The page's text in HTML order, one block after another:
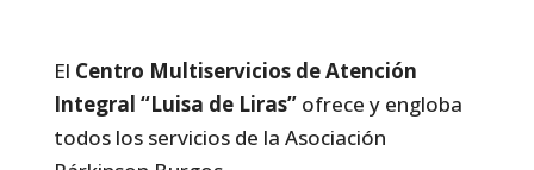
El Centro Multiservicios de Atención
Integral “Luisa de Liras”ofrece y engloba
todos los servicios de la Asociación